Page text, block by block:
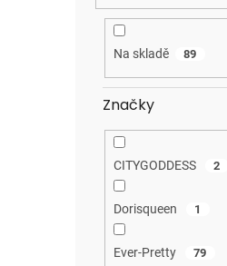
Na skladě 89
Značky
CITYGODDESS 2
Dorisqueen 1
Ever-Pretty 79